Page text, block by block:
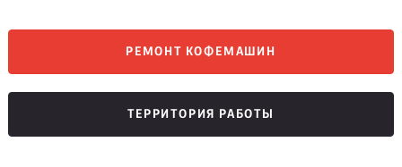
РЕМОНТ КОФЕМАШИН
ТЕРРИТОРИЯ РАБОТЫ